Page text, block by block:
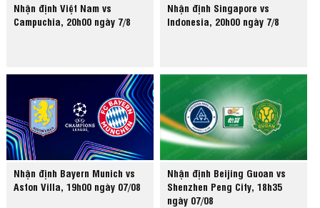
Nhận định Việt Nam vs
Campuchia, 20h00 ngày 7/8
Nhận định Singapore vs
Indonesia, 20h00 ngày 7/8
Nhận định Bayern Munich vs
Aston Villa, 19h00 ngày 07/08
Nhận định Beijing Guoan vs
Shenzhen Peng City, 18h35
ngày 07/08